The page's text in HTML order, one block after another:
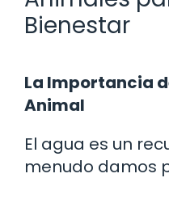
Bienestar
La Importancia
Animal
El agua es un
menudo damos